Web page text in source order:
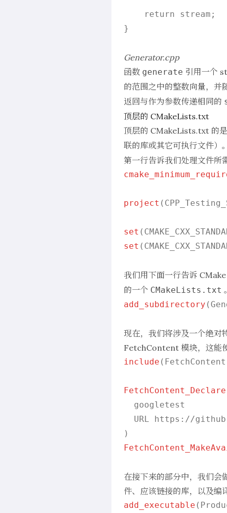
    return stream;
}
Generator.cpp
函数 generate 引用一个
的范围之中的整数向量，并
返回与作为参数传递相同的
顶层的 CMakeLists.txt
顶层的 CMakeLists.txt 的
联的库或其它可执行文件）
第一行告诉我们处理文件所
project
set
set
我们用下面一行告诉
的一个 CMakeLists.txt
add_subdirectory
现在，我们将涉及一个绝对
FetchContent 模块，这能
include
FetchContent_Declare
  googletest
URL https://
在接下来的部分中，我们会
件、应该链接的库，以及编
add_executable